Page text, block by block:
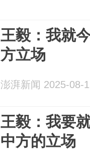
王毅：我就
方立场
澎湃新闻 2025-08-
王毅：我要
中方的立场